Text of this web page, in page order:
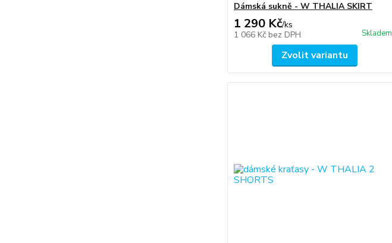
Dámská sukně - W THALIA SKIRT
1 290 Kč/ks
1 066 Kč bez DPH Skladem
Zvolit variantu